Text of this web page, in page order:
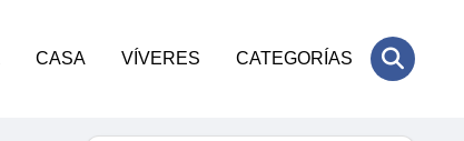
CASA VÍVERES CATEGORÍAS